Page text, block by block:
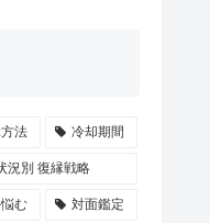
法 冷却期間
況別 復縁戦略
む 対面鑑定